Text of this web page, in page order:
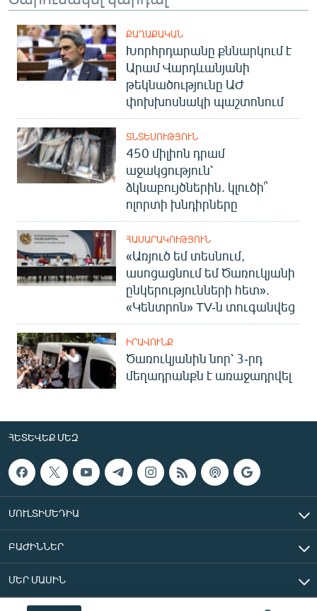
Русский
ՀԵՏԵՎԵՔ ՄԵԶ
«Ազատության» բոլոր կայքերը
ՔԱՂԱՔԱԿԱՆ
Խորհրդարանը քննարկում է
Արամ Վարդևանյանի
թեկնածությունը ԱԺ
փոխխոսնակի պաշտոնում
ՏՆՏԵՍՈՒԹՅՈՒՆ
450 միլիոն դրամ
աջակցություն՝
ձկնաբույծներին. կլուծի՞
ոլորտի խնդիրները
ՀԱՍԱՐԱԿՈՒԹՅՈՒՆ
«Առյուծ եմ տեսնում,
ասոցացնում եմ Ծառուկյանի
ընկերությունների հետ».
«Կենտրոն» TV-ն տուգանվեց
ԻՐԱՎՈՒՆՔ
Ծառուկյանին նոր՝ 3-րդ
մեղադրանքն է առաջադրվել
ՀԵՏԵՎԵՔ ՄԵԶ
ՄՈՒԼՏԻՄԵԴԻԱ
ԲԱԺԻՆՆԵՐ
ՄԵՐ ՄԱՍԻՆ